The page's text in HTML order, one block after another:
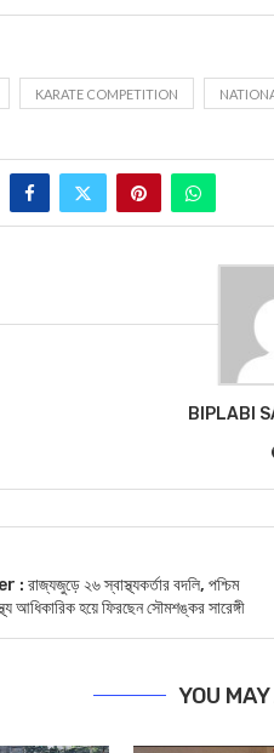
KARATE COMPETITION
BIPLABI
২৬ স্বাস্থ্যকর্তার বদলি, পশ্চিম
আধিকারিক হয়ে ফিরছেন সৌমশঙ্কর সারেঙ্গী
YOU